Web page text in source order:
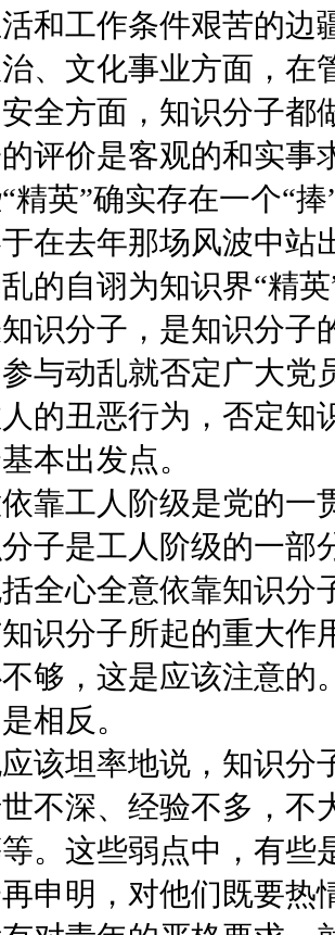
和工作条件艰苦的边
、文化事业方面，在
全方面，知识分子都
评价是客观的和实事
精英”确实存在一个“
在去年那场风波中站
的自诩为知识界“精
识分子，是知识分子
与动乱就否定广大党
的丑恶行为，否定知
本出发点。
靠工人阶级是党的一
子是工人阶级的一部
全心全意依靠知识分
识分子所起的重大作
够，这是应该注意的
相反。
该坦率地说，知识分
不深、经验不多，不
。这些弱点中，有些
申明，对他们既要热